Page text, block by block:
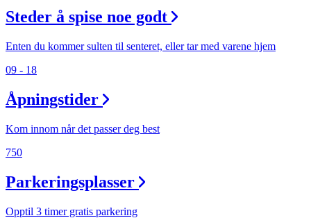
Steder å spise noe godt
Enten du kommer sulten til senteret, eller tar med varene hjem
09 - 18
Åpningstider
Kom innom når det passer deg best
750
Parkeringsplasser
Opptil 3 timer gratis parkering